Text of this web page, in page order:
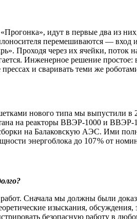
идут в первые два из
перемешиваются —
Проходя через их ячейки, поток
Инженерное решение
и сваривать теми же
нового типа мы выпустили в
на реакторы ВВЭР‑1000 и
на Балаковскую АЭС. Ими
энергоблока до 107 % от
Сначала мы должны были
изыскания,
безопасную работу в